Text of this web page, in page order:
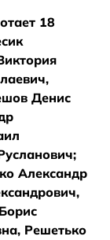
18
Денис
Александр
Решетько